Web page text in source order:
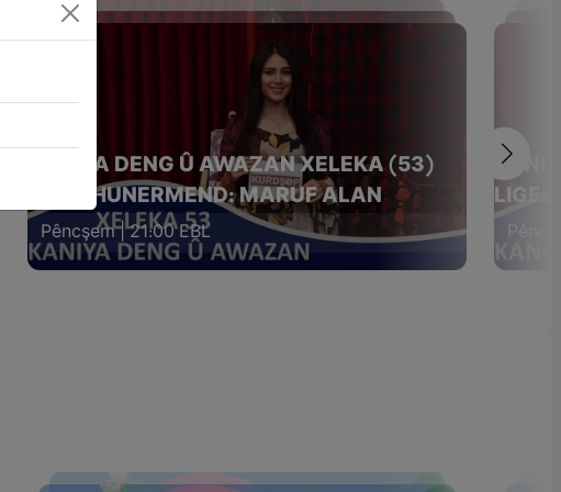
KANIYA DENG Û AWAZAN XELEKA (53)
LIGEL HUNERMEND: MARUF ALAN
Pêncşem | 21:00 EBL